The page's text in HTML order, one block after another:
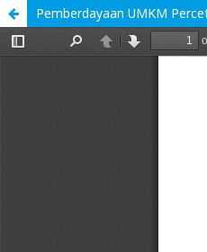
Pemberdayaan UMKM